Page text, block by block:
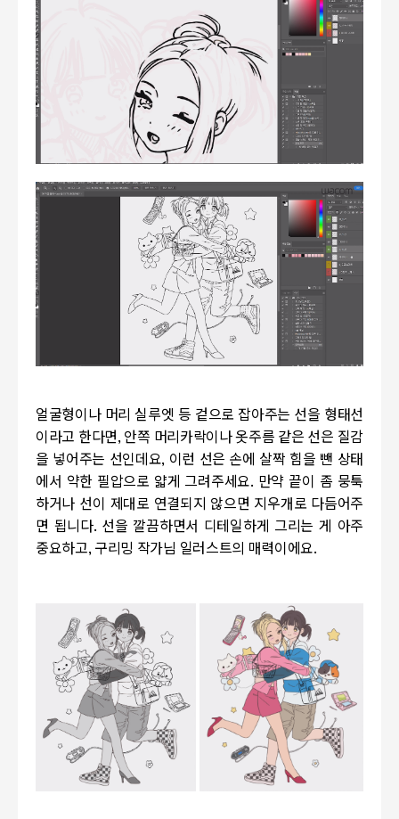
얼굴형이나 머리 실루엣 등 겉으로 잡아주는 선을 형태선
이라고 한다면, 안쪽 머리카락이나 옷주름 같은 선은 질감
을 넣어주는 선인데요, 이런 선은 손에 살짝 힘을 뺀 상태
에서 약한 필압으로 얇게 그려주세요. 만약 끝이 좀 뭉툭
하거나 선이 제대로 연결되지 않으면 지우개로 다듬어주
면 됩니다. 선을 깔끔하면서 디테일하게 그리는 게 아주
중요하고, 구리밍 작가님 일러스트의 매력이에요.